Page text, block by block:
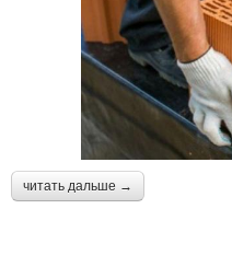
читать дальше →